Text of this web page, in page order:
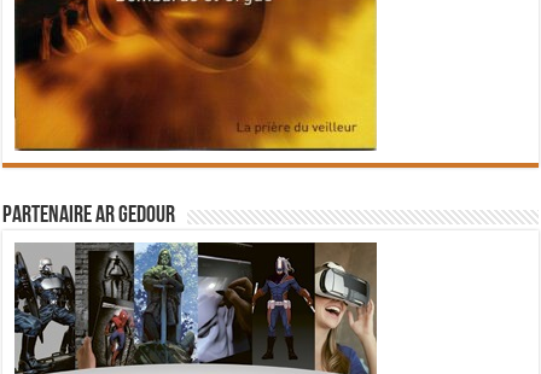
Partenaire Ar Gedour